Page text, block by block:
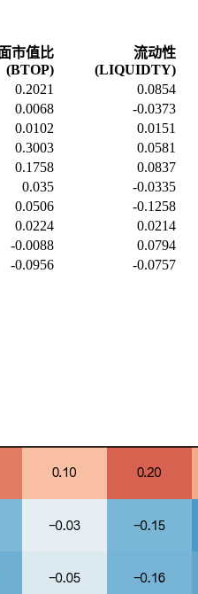
市值比
(BTOP)
流动性
(LIQUIDTY)
0.2021 0.0854
0.0068 -0.0373
0.0102 0.0151
0.3003 0.0581
0.1758 0.0837
0.035 -0.0335
0.0506 -0.1258
0.0224 0.0214
-0.0088 0.0794
-0.0956 -0.0757